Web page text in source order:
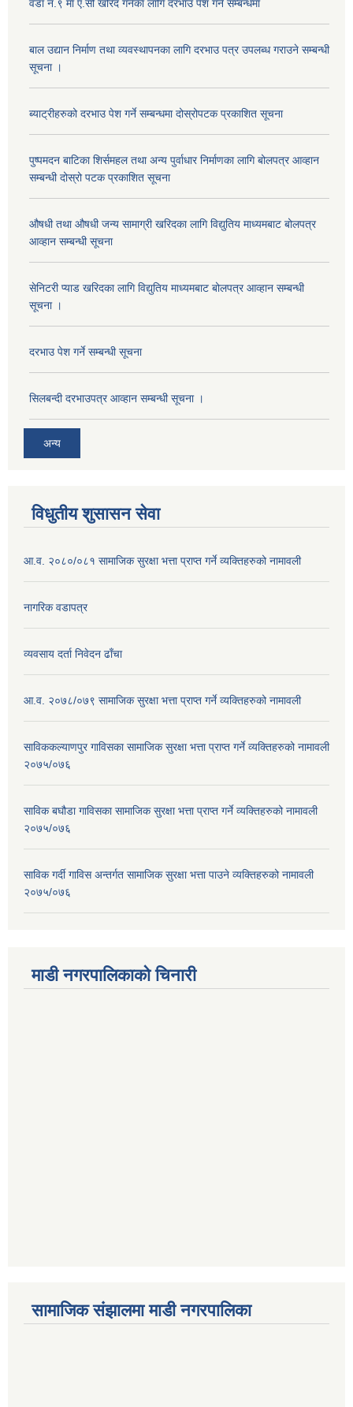
वडा नं.९ मा ए.सी खरिद गर्नका लागि दरभाउ पेश गर्ने सम्बन्धमा
बाल उद्यान निर्माण तथा व्यवस्थापनका लागि दरभाउ पत्र उपलब्ध गराउने सम्बन्धी
सूचना ।
ब्याट्रीहरुको दरभाउ पेश गर्ने सम्बन्धमा दोस्रोपटक प्रकाशित सूचना
पुष्पमदन बाटिका शिर्समहल तथा अन्य पुर्वाधार निर्माणका लागि बोलपत्र आव्हान
सम्बन्धी दोस्रो पटक प्रकाशित सूचना
औषधी तथा औषधी जन्य सामाग्री खरिदका लागि विद्युतिय माध्यमबाट बोलपत्र
आव्हान सम्बन्धी सूचना
सेनिटरी प्याड खरिदका लागि विद्युतिय माध्यमबाट बोलपत्र आव्हान सम्बन्धी
सूचना ।
दरभाउ पेश गर्ने सम्बन्धी सूचना
सिलबन्दी दरभाउपत्र आव्हान सम्बन्धी सूचना ।
अन्य
विधुतीय शुसासन सेवा
आ.व. २०८०/०८१ सामाजिक सुरक्षा भत्ता प्राप्त गर्ने व्यक्तिहरुको नामावली
नागरिक वडापत्र
व्यवसाय दर्ता निवेदन ढाँचा
आ.व. २०७८/०७९ सामाजिक सुरक्षा भत्ता प्राप्त गर्ने व्यक्तिहरुको नामावली
साविककल्याणपुर गाविसका सामाजिक सुरक्षा भत्ता प्राप्त गर्ने व्यक्तिहरुको नामावली
२०७५/०७६
साविक बघौडा गाविसका सामाजिक सुरक्षा भत्ता प्राप्त गर्ने व्यक्तिहरुको नामावली
२०७५/०७६
साविक गर्दी गाविस अन्तर्गत सामाजिक सुरक्षा भत्ता पाउने व्यक्तिहरुको नामावली
२०७५/०७६
माडी नगरपालिकाको चिनारी
सामाजिक संझालमा माडी नगरपालिका